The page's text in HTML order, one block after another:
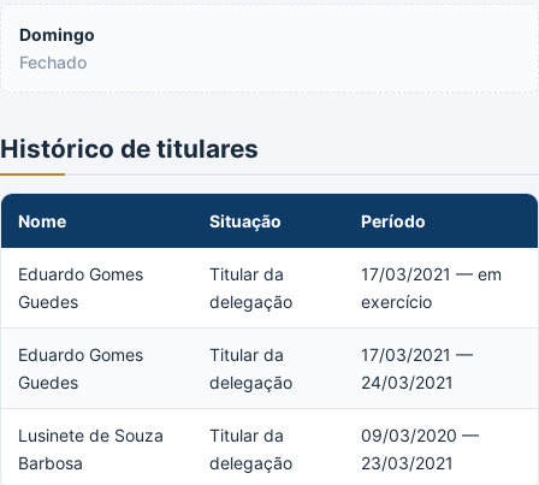
Domingo
Fechado
Histórico de titulares
Nome Situação Período
Eduardo Gomes
Guedes
Titular da
delegação
17/03/2021 — em
exercício
Eduardo Gomes
Guedes
Titular da
delegação
17/03/2021 —
24/03/2021
Lusinete de Souza
Barbosa
Titular da
delegação
09/03/2020 —
23/03/2021